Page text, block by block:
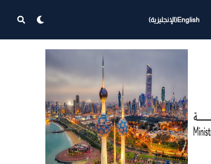
English
(الإنجليزية)